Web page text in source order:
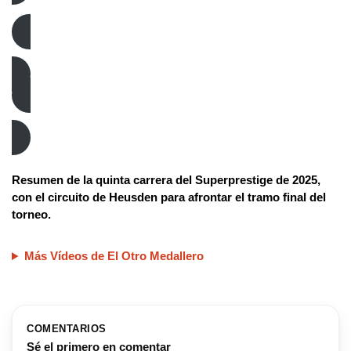
Resumen de la quinta carrera del Superprestige de 2025,
con el circuito de Heusden para afrontar el tramo final del
torneo.
Más Vídeos de El Otro Medallero
COMENTARIOS
Sé el primero en comentar